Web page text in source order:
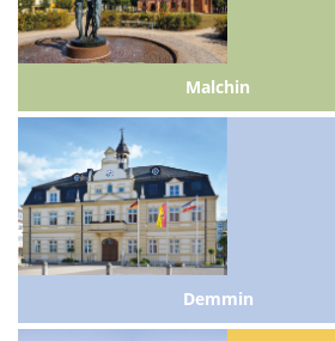
Malchin
Demmin